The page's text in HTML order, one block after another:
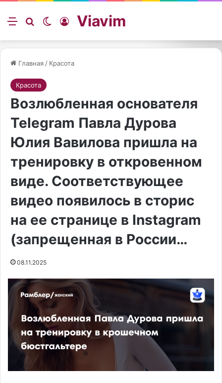
Меню ИскатьSwitch skin
Войти
Viavim
Главная / Красота
Красота
Возлюбленная основателя
Telegram Павла Дурова
Юлия Вавилова пришла на
тренировку в откровенном
виде. Соответствующее
видео появилось в сторис
на ее странице в Instagram
(запрещенная в России…
08.11.2025